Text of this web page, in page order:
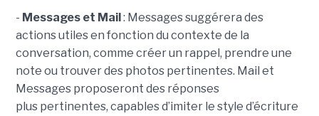
- Messages et Mail: Messages suggérera des
actions utiles en fonction du contexte de la
conversation, comme créer un rappel, prendre une
note ou trouver des photos pertinentes. Mail et
Messages proposeront des réponses
plus pertinentes, capables d’imiter le style d’écriture